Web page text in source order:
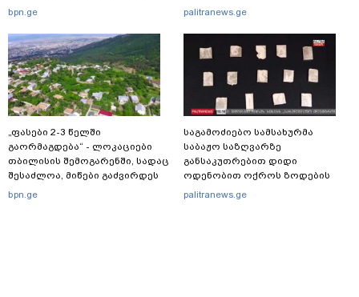
მეგონა, ვიღაც მოიფიქრებდა
bpn.ge
„ფასები 2-3 წელში
გაორმაგდება“ - ლოკაციები
თბილისის შემოგარენში, სადაც
შესაძლოა, მიწები გაძვირდეს
bpn.ge
palitranews.ge
საგამოძიებო სამსახურმა
საბაჟო საზღვარზე
განსაკუთრებით დიდი
ოდენობით ოქროს ზოდების
უკანონოდ გადმოტანის ფაქტზე
palitranews.ge